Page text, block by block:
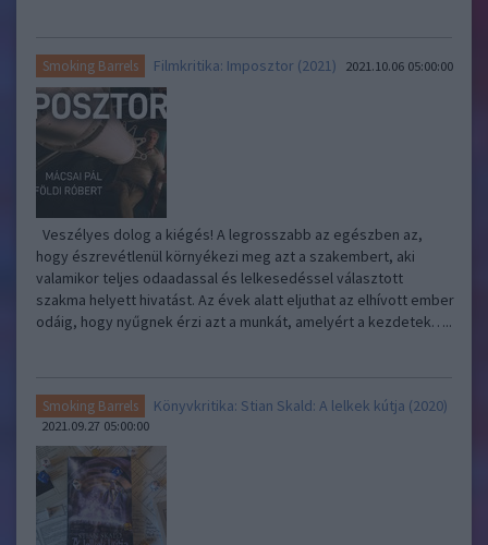
Smoking Barrels Filmkritika: Imposztor (2021) 2021.10.06 05:00:00
Veszélyes dolog a kiégés! A legrosszabb az egészben az,
hogy észrevétlenül környékezi meg azt a szakembert, aki
valamikor teljes odaadassal és lelkesedéssel választott
szakma helyett hivatást. Az évek alatt eljuthat az elhívott ember
odáig, hogy nyűgnek érzi azt a munkát, amelyért a kezdetek…..
Smoking Barrels Könyvkritika: Stian Skald: A lelkek kútja (2020)
2021.09.27 05:00:00